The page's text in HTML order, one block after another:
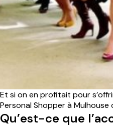
Et si on en profitait pour
Personal Shopper à Mulhouse
Qu’est-ce que